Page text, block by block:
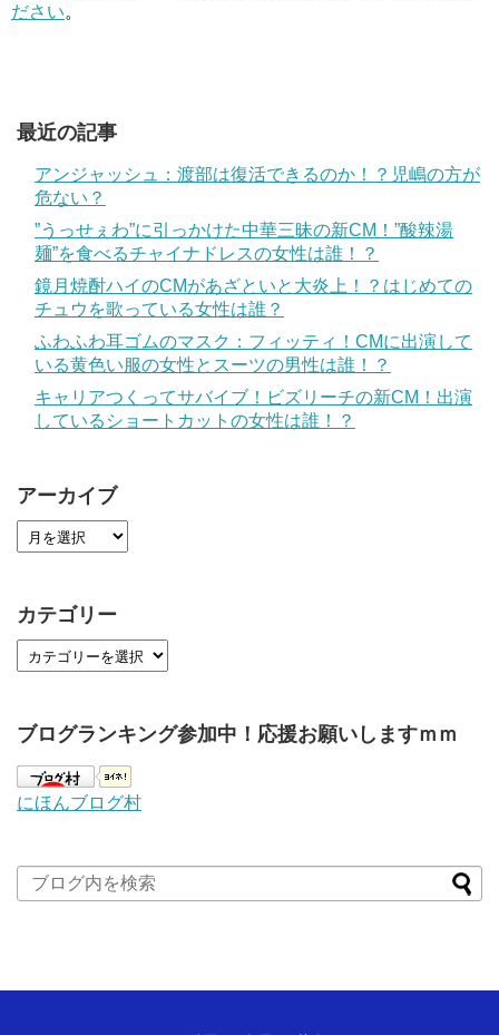
ださい。
最近の記事
アンジャッシュ：渡部は復活できるのか！？児嶋の方が
危ない？
”うっせぇわ”に引っかけた中華三昧の新CM！”酸辣湯
麺”を食べるチャイナドレスの女性は誰！？
鏡月焼酎ハイのCMがあざといと大炎上！？はじめての
チュウを歌っている女性は誰？
ふわふわ耳ゴムのマスク：フィッティ！CMに出演して
いる黄色い服の女性とスーツの男性は誰！？
キャリアつくってサバイブ！ビズリーチの新CM！出演
しているショートカットの女性は誰！？
アーカイブ
カテゴリー
ブログランキング参加中！応援お願いしますｍｍ
にほんブログ村